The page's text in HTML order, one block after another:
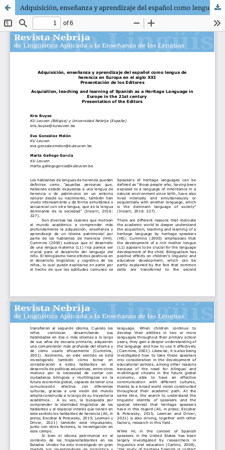
Adquisición, enseñanza y aprendizaje del español como lengua de herencia en Europa en el siglo XXI